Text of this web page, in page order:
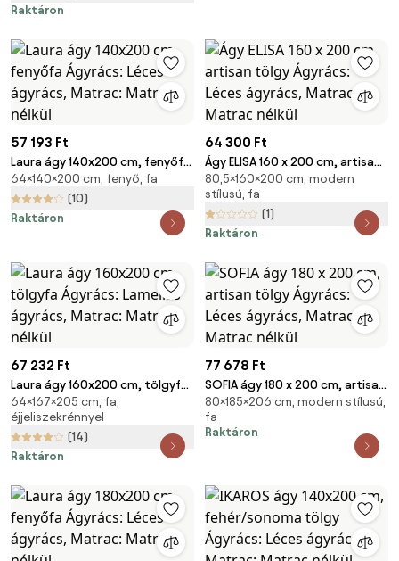
Raktáron
57 193 Ft
Laura ágy 140x200 cm, fenyőfa
Ágyrács: Léces ágyrács,
Matrac: Matrac nélkül
64×140×200 cm, fenyő, fa
(10)
Raktáron
64 300 Ft
Ágy ELISA 160 x 200 cm, artisan
tölgy Ágyrács: Léces ágyrács,
Matrac: Matrac nélkül
80,5×160×200 cm, modern
stílusú, fa
(1)
Raktáron
67 232 Ft
Laura ágy 160x200 cm, tölgyfa
Ágyrács: Lamellás ágyrács,
Matrac: Matrac nélkül
64×167×205 cm, fa,
éjjeliszekrénnyel
(14)
Raktáron
77 678 Ft
SOFIA ágy 180 x 200 cm, artisan
tölgy Ágyrács: Léces ágyrács,
Matrac: Matrac nélkül
80×185×206 cm, modern stílusú,
fa
Raktáron